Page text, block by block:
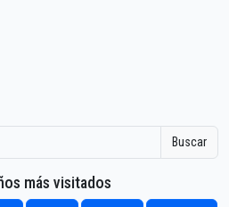
Buscar
más visitados